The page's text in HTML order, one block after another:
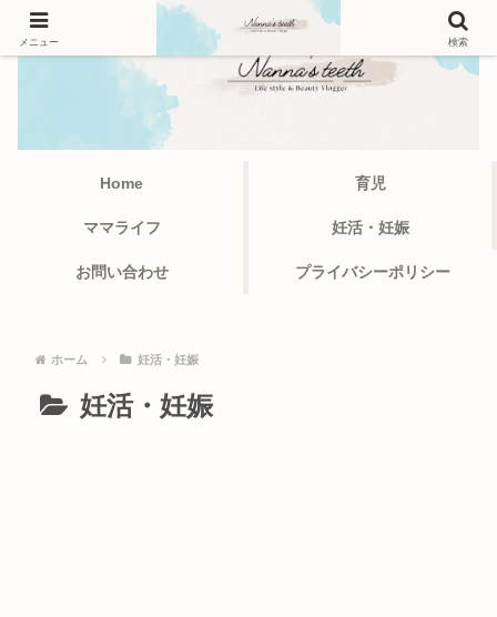
Home 育児
ママライフ 妊活・妊娠
お問い合わせ プライバシーポリシー
ホーム 妊活・妊娠
妊活・妊娠
メニュー 検索